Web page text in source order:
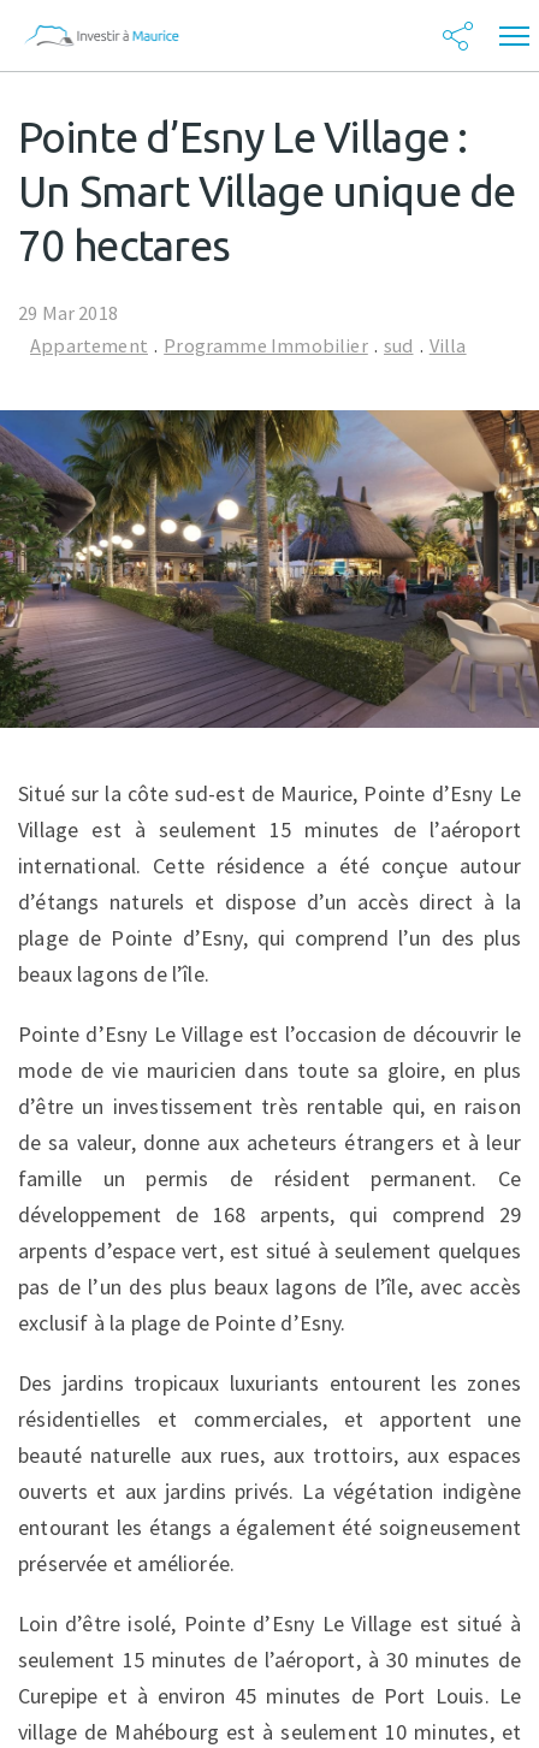
Pointe d’Esny Le Village :
Un Smart Village unique de
70 hectares
29 Mar 2018
Appartement . Programme Immobilier . sud . Villa
Situé sur la côte sud-est de Maurice, Pointe d’Esny Le
Village est à seulement 15 minutes de l’aéroport
international. Cette résidence a été conçue autour
d’étangs naturels et dispose d’un accès direct à la
plage de Pointe d’Esny, qui comprend l’un des plus
beaux lagons de l’île.
Pointe d’Esny Le Village est l’occasion de découvrir le
mode de vie mauricien dans toute sa gloire, en plus
d’être un investissement très rentable qui, en raison
de sa valeur, donne aux acheteurs étrangers et à leur
famille un permis de résident permanent. Ce
développement de 168 arpents, qui comprend 29
arpents d’espace vert, est situé à seulement quelques
pas de l’un des plus beaux lagons de l’île, avec accès
exclusif à la plage de Pointe d’Esny.
Des jardins tropicaux luxuriants entourent les zones
résidentielles et commerciales, et apportent une
beauté naturelle aux rues, aux trottoirs, aux espaces
ouverts et aux jardins privés. La végétation indigène
entourant les étangs a également été soigneusement
préservée et améliorée.
Loin d’être isolé, Pointe d’Esny Le Village est situé à
seulement 15 minutes de l’aéroport, à 30 minutes de
Curepipe et à environ 45 minutes de Port Louis. Le
village de Mahébourg est à seulement 10 minutes, et